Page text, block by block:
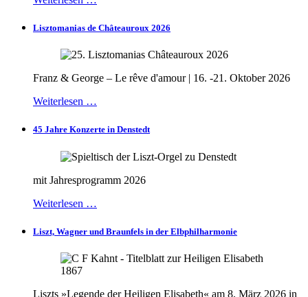
Lisztomanias de Châteauroux 2026
Franz & George – Le rêve d'amour | 16. -21. Oktober 2026
Weiterlesen …
45 Jahre Konzerte in Denstedt
mit Jahresprogramm 2026
Weiterlesen …
Liszt, Wagner und Braunfels in der Elbphilharmonie
Liszts »Legende der Heiligen Elisabeth« am 8. März 2026 in